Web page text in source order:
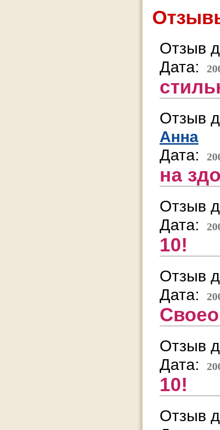
Отзыв
Дата:
Отзыв
Анна
Дата:
на
Отзыв
Дата:
10!
Отзыв
Дата:
Отзыв
Дата:
10!
Отзыв